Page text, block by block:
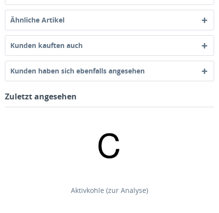
Ähnliche Artikel
Kunden kauften auch
Kunden haben sich ebenfalls angesehen
Zuletzt angesehen
Aktivkohle (zur Analyse)